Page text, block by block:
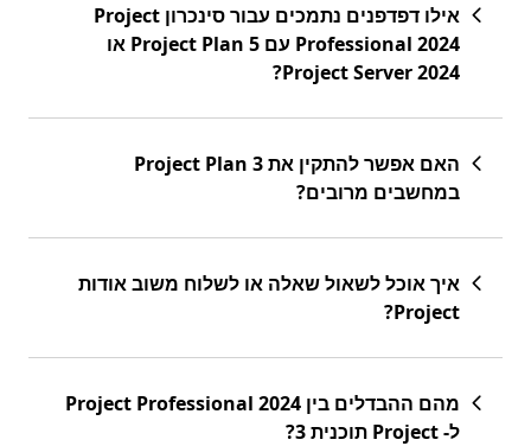
אילו דפדפנים נתמכים עבור סינכרון Project
Professional 2024 עם Project Plan 5 או
Project Server 2024?
האם אפשר להתקין את Project Plan 3
במחשבים מרובים?
איך אוכל לשאול שאלה או לשלוח משוב אודות
Project‏?
מהם ההבדלים בין Project Professional 2024
ל- Project תוכנית 3?